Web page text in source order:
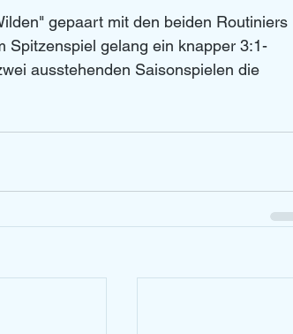
gepaart mit den beiden Routiniers
Spitzenspiel gelang ein knapper 3:1-
ausstehenden Saisonspielen die